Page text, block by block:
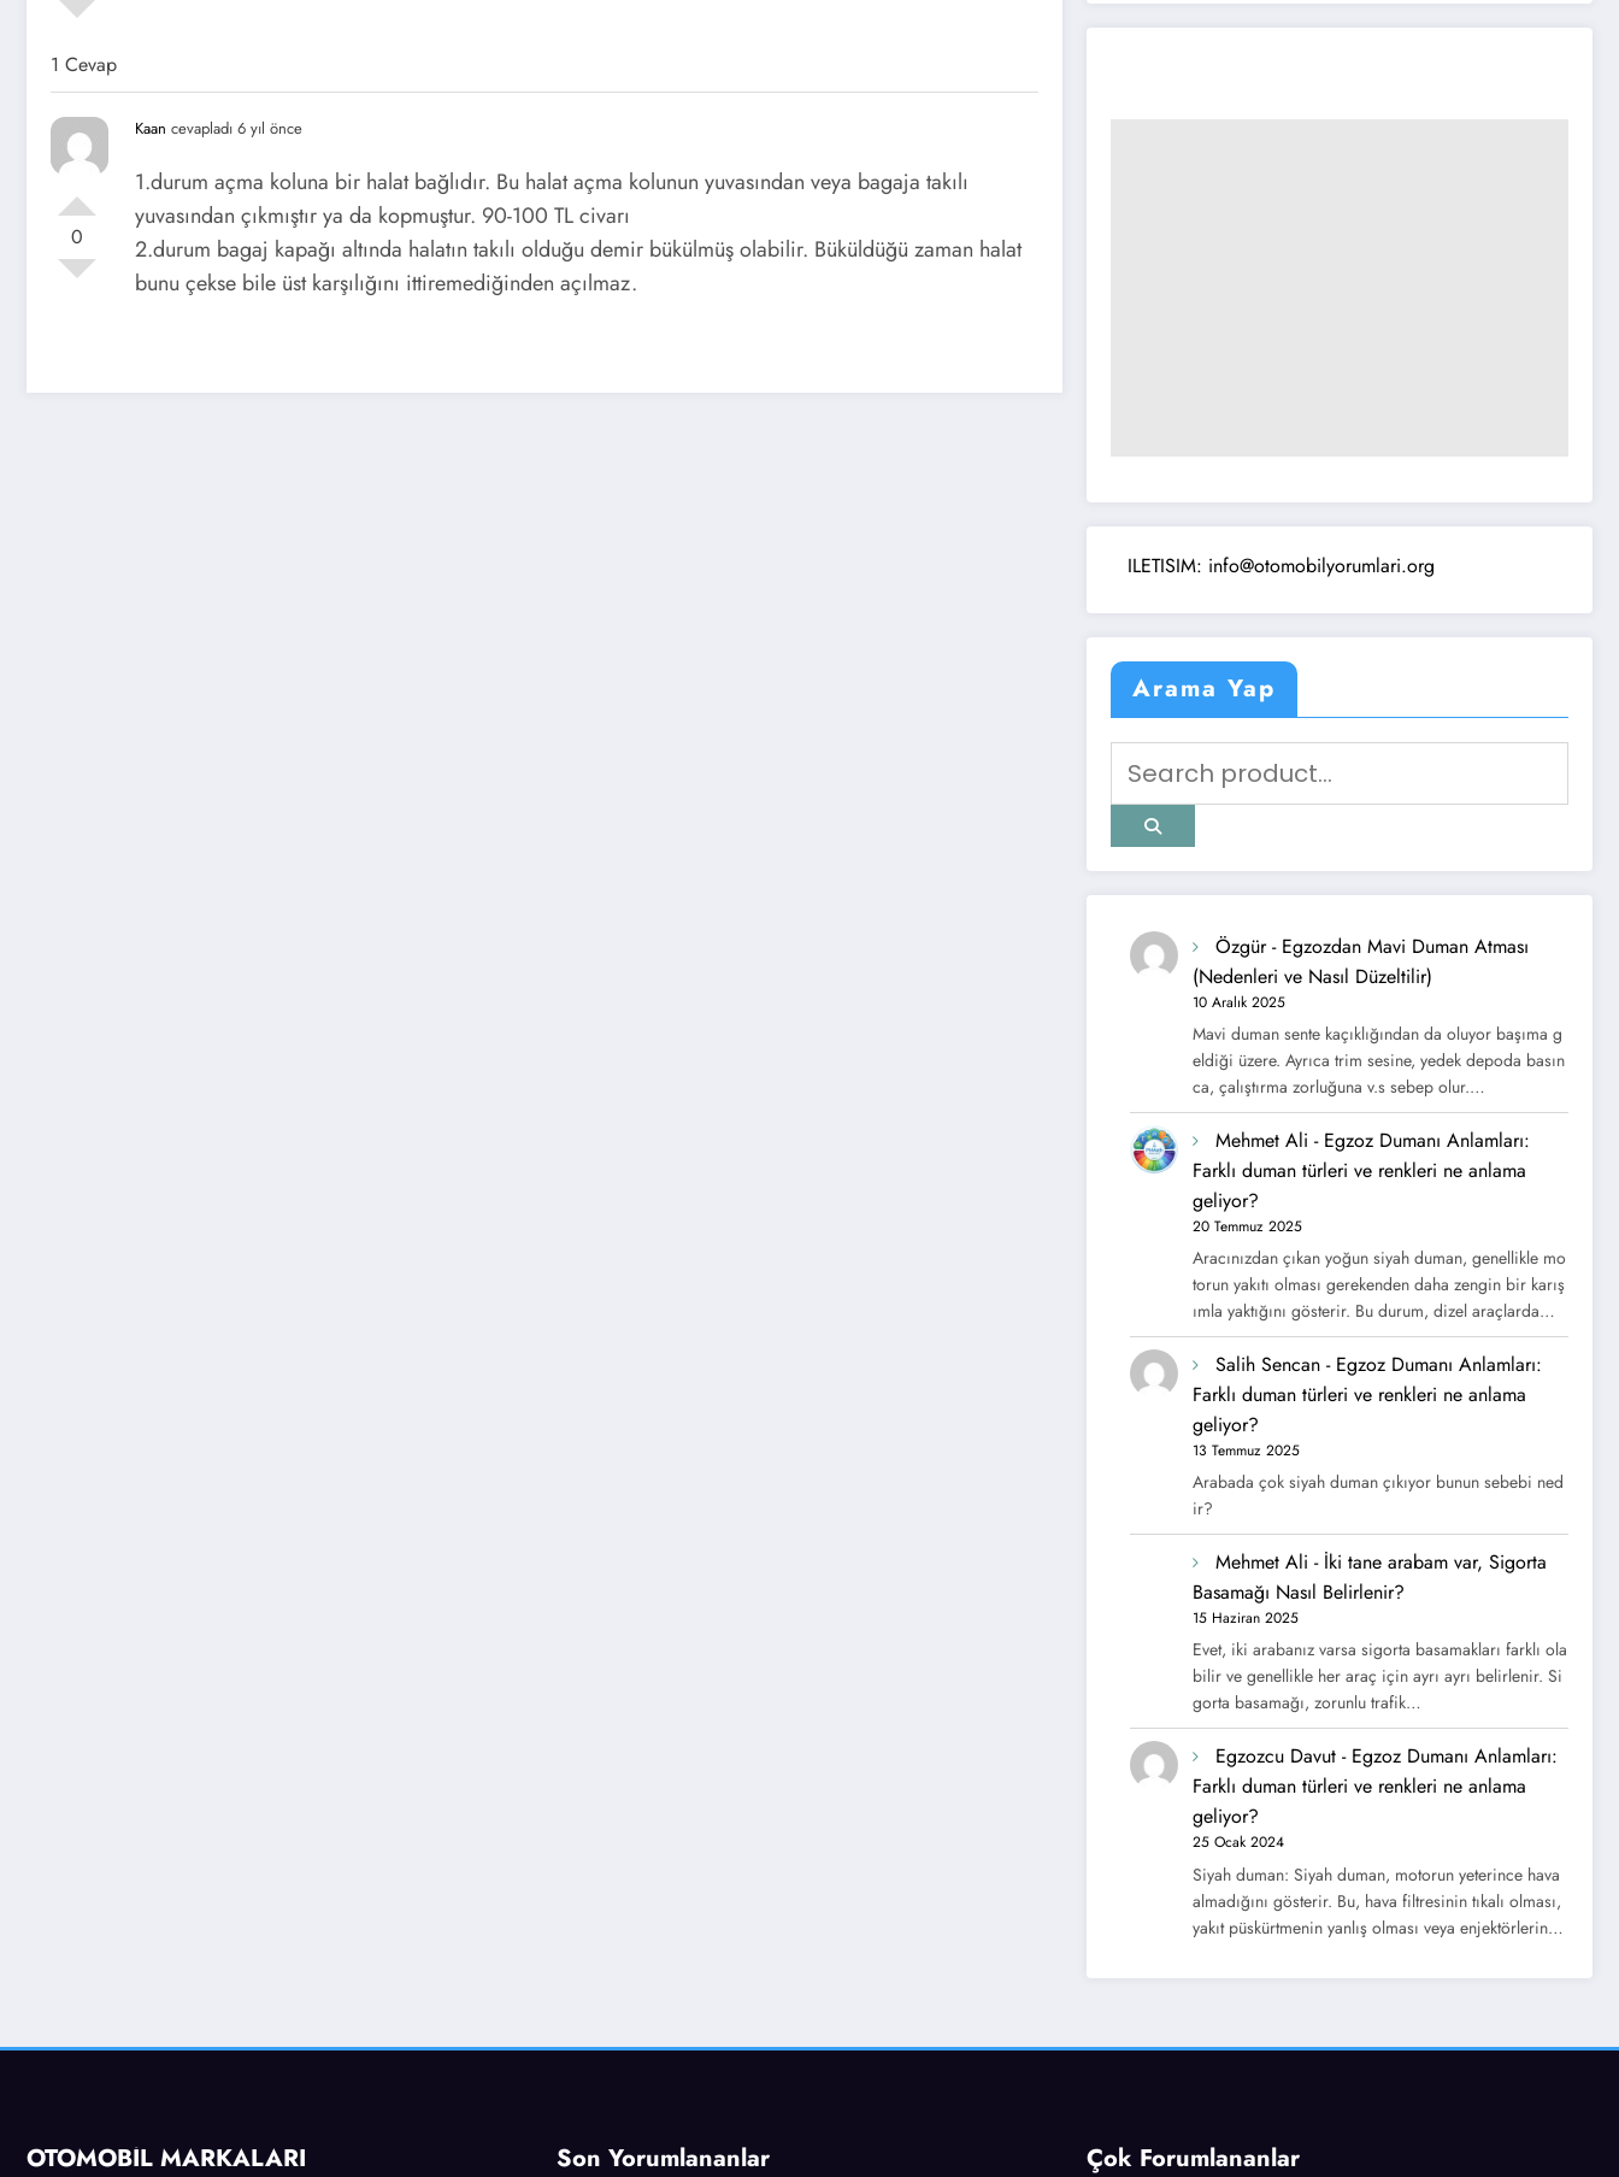
1 Cevap
0
Kaan cevapladı 6 yıl önce
1.durum açma koluna bir halat bağlıdır. Bu halat açma kolunun yuvasından veya bagaja takılı
yuvasından çıkmıştır ya da kopmuştur. 90-100 TL civarı
2.durum bagaj kapağı altında halatın takılı olduğu demir bükülmüş olabilir. Büküldüğü zaman halat
bunu çekse bile üst karşılığını ittiremediğinden açılmaz.
ILETISIM: info@otomobilyorumlari.org
Arama Yap
Özgür- Egzozdan Mavi Duman Atması
(Nedenleri ve Nasıl Düzeltilir)
10 Aralık 2025
Mavi duman sente kaçıklığından da oluyor başıma g
eldiği üzere. Ayrıca trim sesine, yedek depoda basın
ca, çalıştırma zorluğuna v.s sebep olur.…
Mehmet Ali - Egzoz Dumanı Anlamları:
Farklı duman türleri ve renkleri ne anlama
geliyor?
20 Temmuz 2025
Aracınızdan çıkan yoğun siyah duman, genellikle mo
torun yakıtı olması gerekenden daha zengin bir karış
ımla yaktığını gösterir. Bu durum, dizel araçlarda…
Salih Sencan - Egzoz Dumanı Anlamları:
Farklı duman türleri ve renkleri ne anlama
geliyor?
13 Temmuz 2025
Arabada çok siyah duman çıkıyor bunun sebebi ned
ir?
Mehmet Ali - İki tane arabam var, Sigorta
Basamağı Nasıl Belirlenir?
15 Haziran 2025
Evet, iki arabanız varsa sigorta basamakları farklı ola
bilir ve genellikle her araç için ayrı ayrı belirlenir. Si
gorta basamağı, zorunlu trafik…
Egzozcu Davut - Egzoz Dumanı Anlamları:
Farklı duman türleri ve renkleri ne anlama
geliyor?
25 Ocak 2024
Siyah duman: Siyah duman, motorun yeterince hava
almadığını gösterir. Bu, hava filtresinin tıkalı olması,
yakıt püskürtmenin yanlış olması veya enjektörlerin…
OTOMOBİL MARKALARI Son Yorumlananlar Çok Forumlananlar